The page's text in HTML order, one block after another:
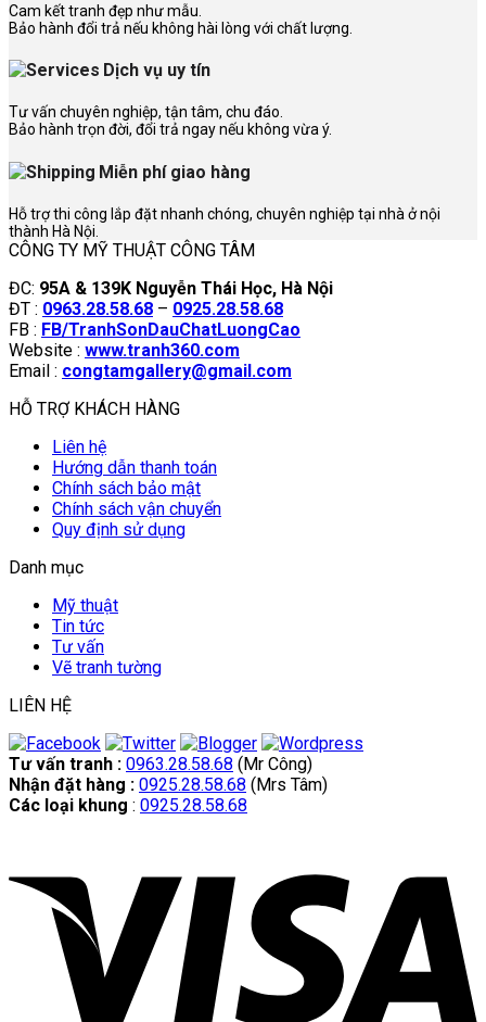
Cam kết tranh đẹp như mẫu.
Bảo hành đổi trả nếu không hài lòng với chất lượng.
Dịch vụ uy tín
Tư vấn chuyên nghiệp, tận tâm, chu đáo.
Bảo hành trọn đời, đổi trả ngay nếu không vừa ý.
Miễn phí giao hàng
Hỗ trợ thi công lắp đặt nhanh chóng, chuyên nghiệp tại nhà ở nội
thành Hà Nội.
CÔNG TY MỸ THUẬT CÔNG TÂM
ĐC: 95A & 139K Nguyễn Thái Học, Hà Nội
ĐT : 0963.28.58.68 – 0925.28.58.68
FB : FB/TranhSonDauChatLuongCao
Website : www.tranh360.com
Email : congtamgallery@gmail.com
HỖ TRỢ KHÁCH HÀNG
Liên hệ
Hướng dẫn thanh toán
Chính sách bảo mật
Chính sách vận chuyển
Quy định sử dụng
Danh mục
Mỹ thuật
Tin tức
Tư vấn
Vẽ tranh tường
LIÊN HỆ
Tư vấn tranh : 0963.28.58.68 (Mr Công)
Nhận đặt hàng : 0925.28.58.68 (Mrs Tâm)
Các loại khung : 0925.28.58.68